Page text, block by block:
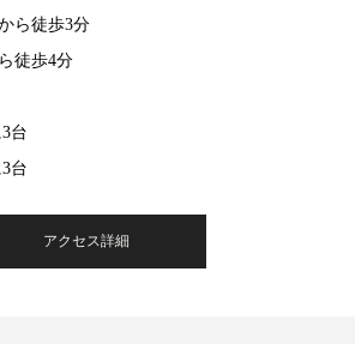
ら徒歩3分
徒歩4分
台
台
アクセス詳細